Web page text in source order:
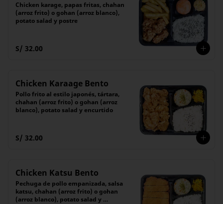
Chicken karage, papas fritas, chahan
(arroz frito) o gohan (arroz blanco),
potato salad y postre
S/ 32.00
Chicken Karaage Bento
Pollo frito al estilo japonés, tártara,
chahan (arroz frito) o gohan (arroz
blanco), potato salad y encurtido
S/ 32.00
Chicken Katsu Bento
Pechuga de pollo empanizada, salsa
katsu, chahan (arroz frito) o gohan
(arroz blanco), potato salad y